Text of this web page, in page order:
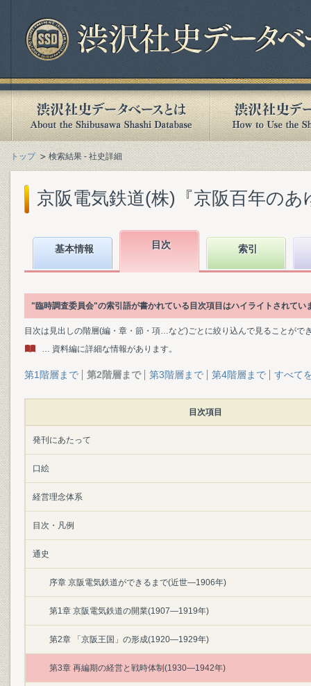
トップ 検索結果 - 社史詳細
京阪電気鉄道(株)『京阪百年のあ
基本情報 目次 索引
"臨時調査委員会"の索引語が書かれている目次項目はハイライトされてい
目次は見出しの階層(編・章・節・項…など)ごとに絞り込んで見ることがで
… 資料編に詳細な情報があります。
第1階層まで 第2階層まで 第3階層まで 第4階層まで すべて
目次項目
発刊にあたって
口絵
経営理念体系
目次・凡例
通史
序章 京阪電気鉄道ができるまで(近世―1906年)
第1章 京阪電気鉄道の開業(1907―1919年)
第2章 「京阪王国」の形成(1920―1929年)
第3章 再編期の経営と戦時体制(1930―1942年)